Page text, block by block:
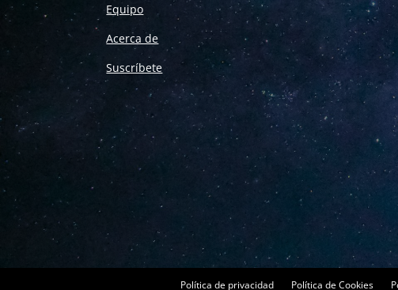
Equipo
Acerca de
Suscríbete
Política de privacidad Política de Cookies